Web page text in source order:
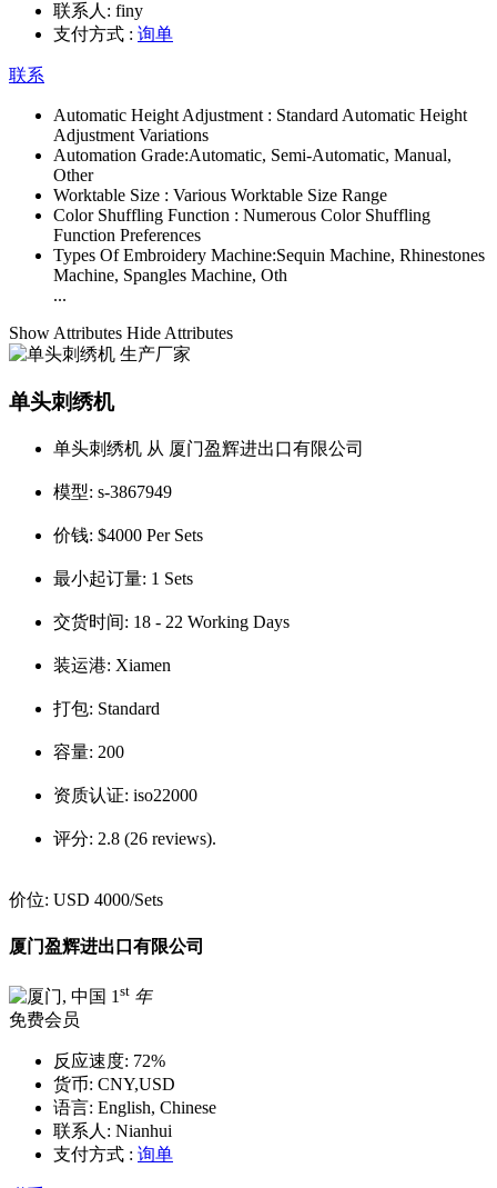
联系人: finy
支付方式 : 询单
联系
Automatic Height Adjustment : Standard Automatic Height
Adjustment Variations
Automation Grade:Automatic, Semi-Automatic, Manual,
Other
Worktable Size : Various Worktable Size Range
Color Shuffling Function : Numerous Color Shuffling
Function Preferences
Types Of Embroidery Machine:Sequin Machine, Rhinestones
Machine, Spangles Machine, Oth
...
Show Attributes Hide Attributes
单头刺绣机
单头刺绣机 从 厦门盈辉进出口有限公司
模型: s-3867949
价钱: $4000 Per Sets
最小起订量: 1 Sets
交货时间: 18 - 22 Working Days
装运港: Xiamen
打包: Standard
容量: 200
资质认证: iso22000
评分: 2.8 (26 reviews).
价位: USD 4000/Sets
厦门盈辉进出口有限公司
1 st 年
免费会员
反应速度: 72%
货币: CNY,USD
语言: English, Chinese
联系人: Nianhui
支付方式 : 询单